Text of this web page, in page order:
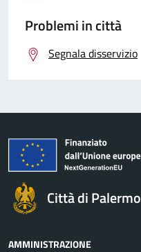
Problemi in città
Segnala disservizio
Città di Palermo
AMMINISTRAZIONE